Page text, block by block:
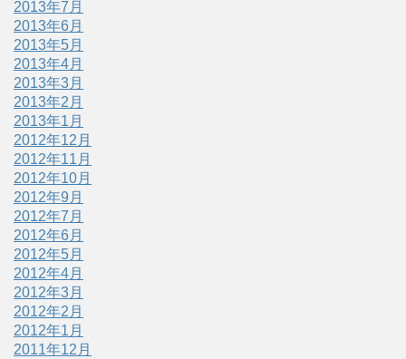
2013年7月
2013年6月
2013年5月
2013年4月
2013年3月
2013年2月
2013年1月
2012年12月
2012年11月
2012年10月
2012年9月
2012年7月
2012年6月
2012年5月
2012年4月
2012年3月
2012年2月
2012年1月
2011年12月